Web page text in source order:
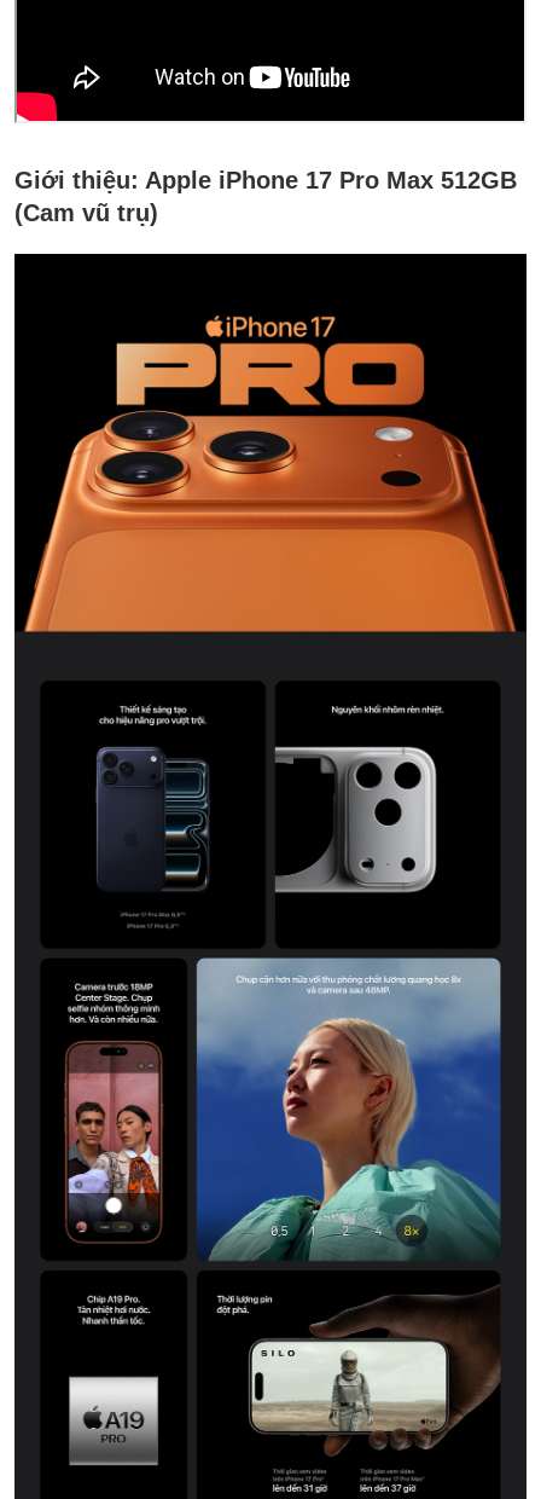
Giới thiệu: Apple iPhone 17 Pro Max 512GB
(Cam vũ trụ)